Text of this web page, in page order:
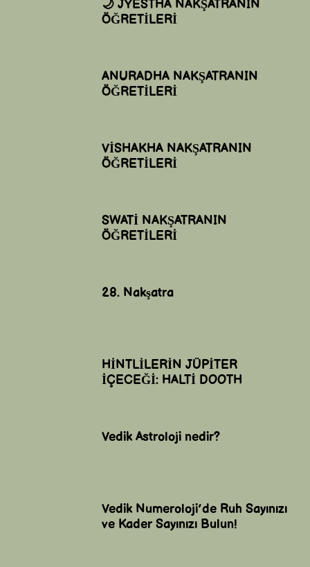
🌙 JYESTHA NAKŞATRANIN
ÖĞRETİLERİ
ANURADHA NAKŞATRANIN
ÖĞRETİLERİ
VİSHAKHA NAKŞATRANIN
ÖĞRETİLERİ
SWATİ NAKŞATRANIN
ÖĞRETİLERİ
28. Nakşatra
HİNTLİLERİN JÜPİTER
İÇECEĞİ: HALTİ DOOTH
Vedik Astroloji nedir?
Vedik Numeroloji’de Ruh Sayınızı
ve Kader Sayınızı Bulun!